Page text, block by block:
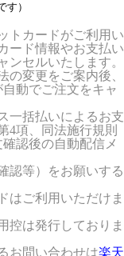
す）
トカードがご利用い
ード情報やお支払い
ンセルいたします。
の変更をご案内後、
動でご注文をキャ
一括払いによるお支
4項、同法施行規則
認後の自動配信メ
認等）をお願いする
はご利用いただけま
控は発行しておりま
お問い合わせは楽天